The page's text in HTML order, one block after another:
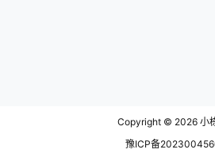
Copyright © 2026 小
豫ICP备